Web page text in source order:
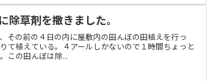
除草剤を撒きました。
その前の４日の内に屋敷内の田んぼの田植えを行っ
て植えている。４アールしかないので１時間ちょっと
この田んぼは除...